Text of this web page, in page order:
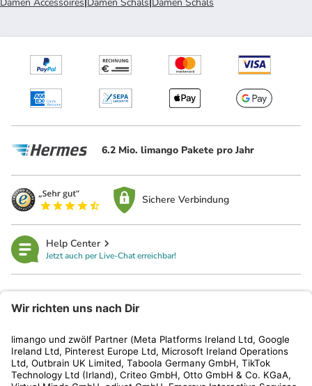
6.2 Mio. limango Pakete pro Jahr
Sichere Verbindung
Help Center
Jetzt auch per Live-Chat erreichbar!
Kundenservice